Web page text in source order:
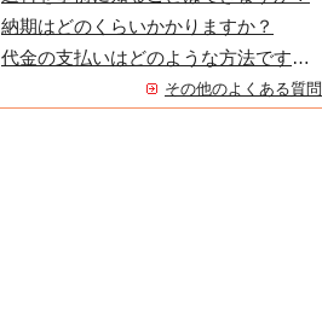
納期はどのくらいかかりますか？
代金の支払いはどのような方法ですか？
その他のよくある質問